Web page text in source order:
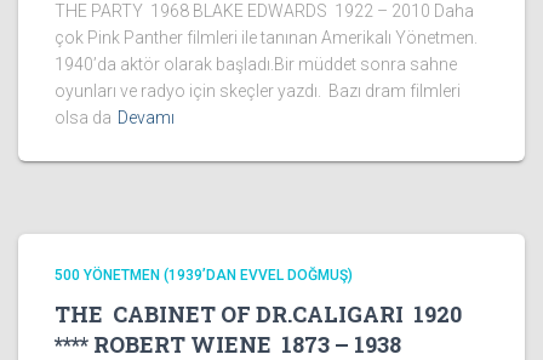
THE PARTY 1968 BLAKE EDWARDS 1922 – 2010 Daha
çok Pink Panther filmleri ile tanınan Amerikalı Yönetmen.
1940’da aktör olarak başladı.Bir müddet sonra sahne
oyunları ve radyo için skeçler yazdı. Bazı dram filmleri
olsa da Devamı
500 YÖNETMEN (1939’DAN EVVEL DOĞMUŞ)
THE CABINET OF DR.CALIGARI 1920
**** ROBERT WIENE 1873 – 1938